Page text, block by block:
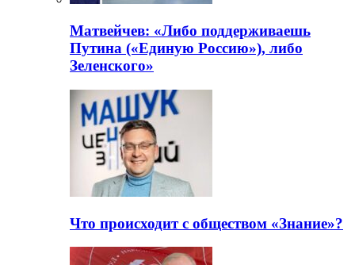
Матвейчев: «Либо поддерживаешь
Путина («Единую Россию»), либо
Зеленского»
Что происходит с обществом «Знание»?